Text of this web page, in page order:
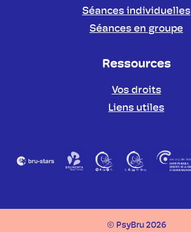
Séances individuelles
Séances en groupe
Ressources
Vos droits
Liens utiles
Partenaires
© PsyBru 2026